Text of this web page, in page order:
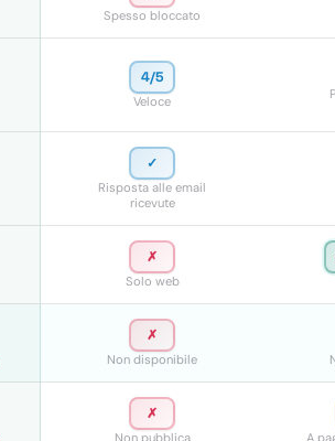
Spesso bloccato
4/5
Veloce
✓
Risposta alle email
ricevute
✗
Solo web
✗
Non disponibile
✗